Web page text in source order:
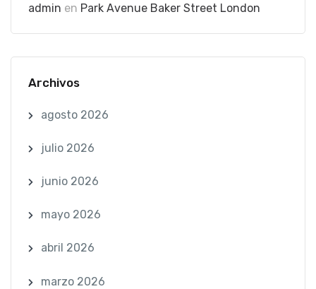
admin en Park Avenue Baker Street London
Archivos
agosto 2026
julio 2026
junio 2026
mayo 2026
abril 2026
marzo 2026